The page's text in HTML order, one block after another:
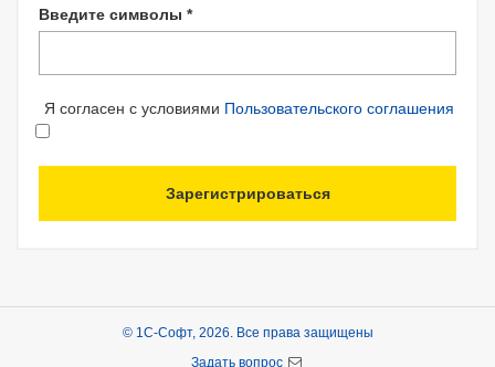
Введите символы *
Я согласен с условиями Пользовательского соглашения
Зарегистрироваться
© 1С-Софт, 2026. Все права защищены
Задать вопрос